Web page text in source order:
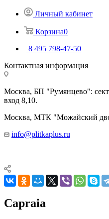
Личный кабинет
Корзина0
8 495 798-47-50
Контактная информация
Москва, БП "Румянцево":
вход 8,10.
Москва, МТК "Можайский
info@plitkaplus.ru
Capraia